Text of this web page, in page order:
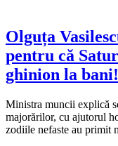
Olguța
pentru că
ghinion la bani!
Ministra muncii explică
majorărilor, cu ajutorul
zodiile nefaste au